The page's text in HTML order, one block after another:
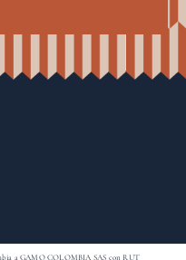
a GAMO COLOMBIA SAS con RUT